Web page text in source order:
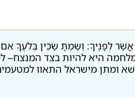
לְפָנֶיךָ: וְשַׂמְתָּ שַׂכִּין בְּלֹעֶךָ
היא להיות בצד המנצח–
ומתן מישראל התאוו